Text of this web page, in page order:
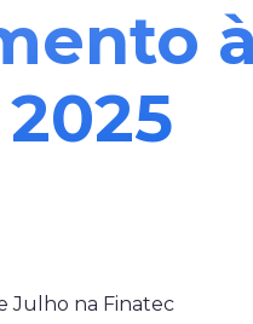
Julho na Finatec